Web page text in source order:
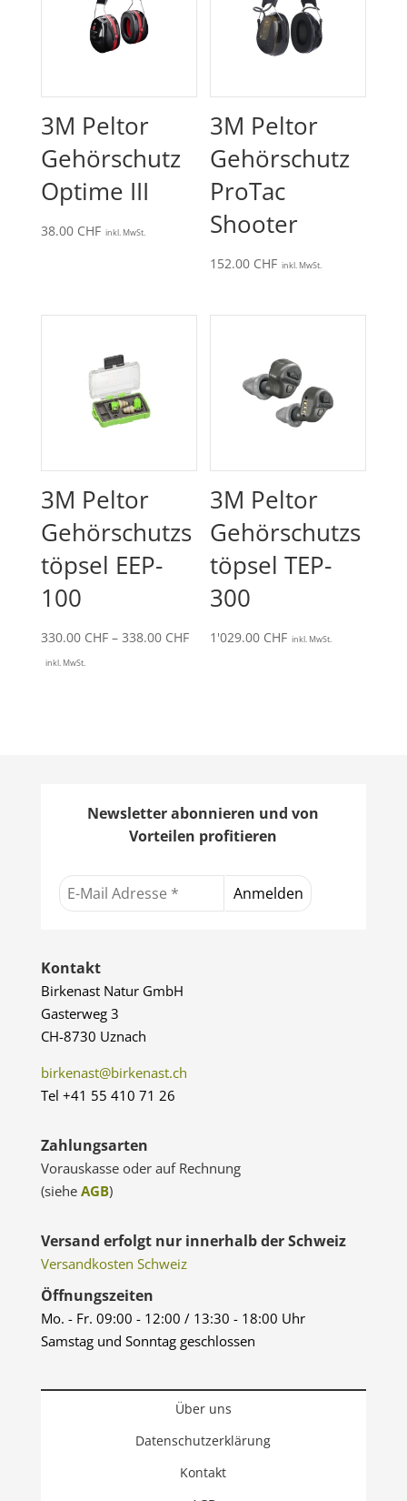
3M Peltor
Gehörschutz
Optime III
38.00 CHF inkl. MwSt.
3M Peltor
Gehörschutz
ProTac
Shooter
152.00 CHF inkl. MwSt.
3M Peltor
Gehörschutzs
töpsel EEP-
100
330.00 CHF – 338.00 CHFPreisspanne:
inkl. MwSt.
3M Peltor
Gehörschutzs
töpsel TEP-
300
1'029.00 CHF inkl. MwSt.
Newsletter abonnieren und von
Vorteilen profitieren
Kontakt
Birkenast Natur GmbH
Gasterweg 3
CH-8730 Uznach
birkenast@birkenast.ch
Tel +41 55 410 71 26
Zahlungsarten
Vorauskasse oder auf Rechnung
(siehe AGB)
Versand erfolgt nur innerhalb der Schweiz
Versandkosten Schweiz
Öffnungszeiten
Mo. - Fr. 09:00 - 12:00 / 13:30 - 18:00 Uhr
Samstag und Sonntag geschlossen
Über uns
Datenschutzerklärung
Kontakt